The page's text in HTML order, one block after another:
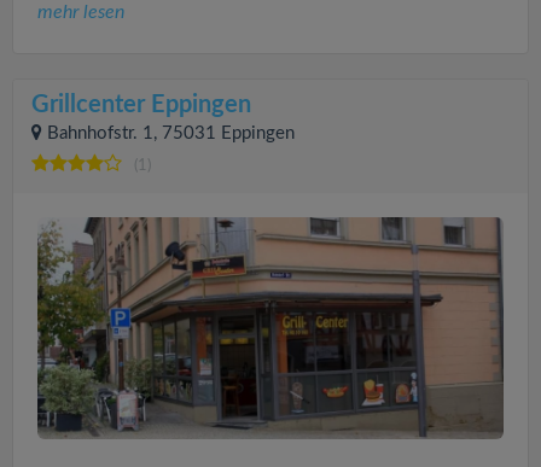
mehr lesen
Grillcenter Eppingen
Bahnhofstr. 1, 75031 Eppingen
(1)